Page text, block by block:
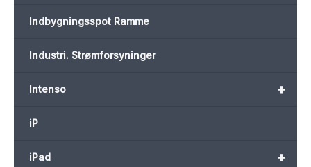
Indbygningsspot Ramme
Industri. Strømforsyninger
+
Intenso
iP
+
iPad